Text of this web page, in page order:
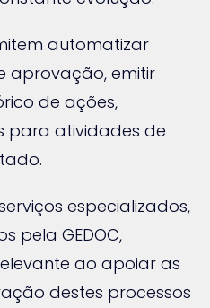
automatizar
aprovação, emitir
de ações,
para atividades de
especializados,
pela GEDOC,
ao apoiar as
destes processos